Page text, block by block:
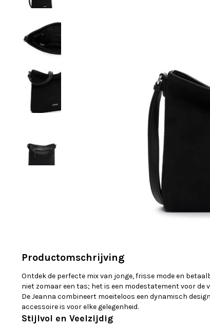
Productomschrijving
Ontdek de perfecte mix van jonge, frisse mode en
niet zomaar een tas; het is een modestatement voor de
De Jeanna combineert moeiteloos een dynamisch
accessoire is voor elke gelegenheid.
Stijlvol en Veelzijdig